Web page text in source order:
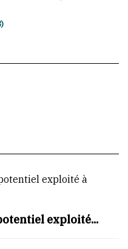
exploité...